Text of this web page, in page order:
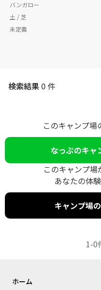
バンガロー
土 / 芝
未定義
検索結果0 件
このキャンプ場
なっぷのキャ
このキャンプ
あなたの体
キャンプ場
1-0
ホーム